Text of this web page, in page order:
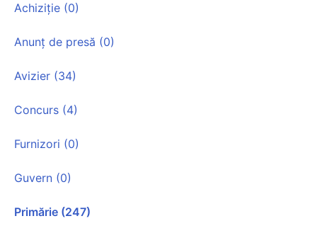
Achiziție (0)
Anunț de presă (0)
Avizier (34)
Concurs (4)
Furnizori (0)
Guvern (0)
Primărie (247)